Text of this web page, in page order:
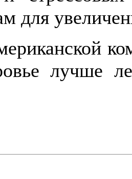
для
лучше